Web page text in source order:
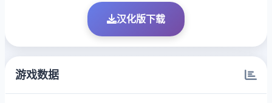
汉化版下载
游戏数据